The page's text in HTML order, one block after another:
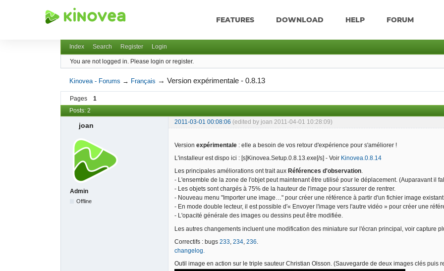
FEATURES DOWNLOAD HELP FORUM
Index Search Register Login
You are not logged in. Please login or register.
Kinovea - Forums → Français →Version expérimentale - 0.8.13
Pages
1
Posts: 2
joan 2011-03-01 00:08:06 (edited by joan 2011-04-01 10:28:09)
Admin
Offline
Version expérimentale : elle a besoin de vos retour d'expérience pour s'améliorer !
L'installeur est dispo ici : [s]Kinovea.Setup.0.8.13.exe[/s] - Voir Kinovea.0.8.14
Les principales améliorations ont trait aux Références d'observation.
- L'ensemble de la zone de l'objet peut maintenant être utilisé pour le déplacement. (Auparavant il
- Les objets sont chargés à 75% de la hauteur de l'image pour s'assurer de rentrer.
- Nouveau menu "Importer une image…" pour créer une référence à partir d'un fichier image
- En mode double lecteur, il est possible d'« Envoyer l'image vers l'autre vidéo » pour créer une
- L'opacité générale des images ou dessins peut être modifiée.
Les autres changements incluent une modification des miniature sur l'écran principal, voir capture
Correctifs : bugs 233, 234, 236.
changelog.
Outil image en action sur le triple sauteur Christian Olsson. (Sauvegarde de deux images clés puis